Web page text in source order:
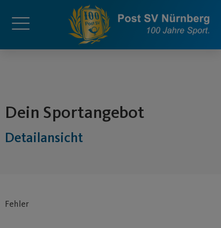
Dein Sportangebot
Detailansicht
Fehler